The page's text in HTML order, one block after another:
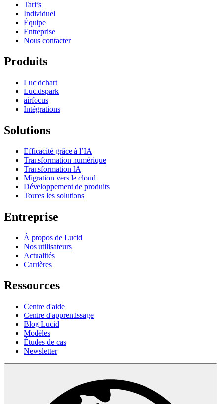
Tarifs
Individuel
Équipe
Entreprise
Nous contacter
Produits
Lucidchart
Lucidspark
airfocus
Intégrations
Solutions
Efficacité grâce à l’IA
Transformation numérique
Transformation IA
Migration vers le cloud
Développement de produits
Toutes les solutions
Entreprise
À propos de Lucid
Nos utilisateurs
Actualités
Carrières
Ressources
Centre d'aide
Centre d'apprentissage
Blog Lucid
Modèles
Études de cas
Newsletter